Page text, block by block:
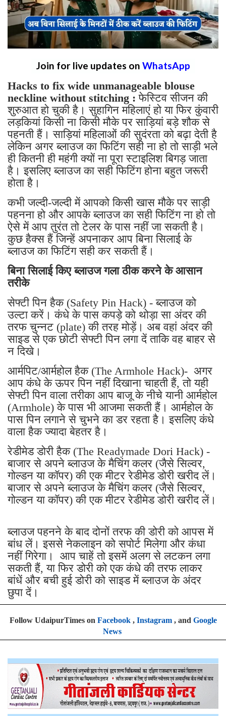
Join for live updates on WhatsApp
Hacks to fix wide unmanageable blouse
neckline without stitching :फेस्टिव सीजन की
शुरुआत हो चुकी है। सुहागिन महिलाएं हो या फिर कुंवारी
लड़कियां किसी ना किसी मौके पर साड़ियां बड़े शौक से
पहनती हैं। साड़ियां महिलाओं की सुदंरता को बढ़ा देती है
लेकिन अगर ब्लाउज का फिटिंग सही ना हो तो साड़ी भले
ही कितनी ही महंगी क्यों ना पूरा स्टाइलिश बिगड़ जाता
है। इसलिए ब्लाउज का सही फिटिंग होना बहुत जरूरी
होता है।
कभी जल्दी-जल्दी में आपको किसी खास मौके पर साड़ी
पहनना हो और आपके ब्लाउज का सही फिटिंग ना हो तो
ऐसे में आप तुरंत तो टेलर के पास नहीं जा सकती है।
कुछ हैक्स हैं जिन्हें अपनाकर आप बिना सिलाई के
ब्लाउज का फिटिंग सही कर सकती हैं।
बिना सिलाई किए ब्लाउज गला ठीक करने के आसान
तरीके
सेफ्टी पिन हैक (Safety Pin Hack) - ब्लाउज को
उल्टा करें। कंधे के पास कपड़े को थोड़ा सा अंदर की
तरफ चुन्नट (plate) की तरह मोड़ें। अब वहां अंदर की
साइड से एक छोटी सेफ्टी पिन लगा दें ताकि वह बाहर से
न दिखे।
आर्मपिट/आर्महोल हैक (The Armhole Hack)- अगर
आप कंधे के ऊपर पिन नहीं दिखाना चाहती हैं, तो यही
सेफ्टी पिन वाला तरीका आप बाजू के नीचे यानी आर्महोल
(Armhole) के पास भी आजमा सकती हैं। आर्महोल के
पास पिन लगाने से चुभने का डर रहता है। इसलिए कंधे
वाला हैक ज्यादा बेहतर है।
रेडीमेड डोरी हैक (The Readymade Dori Hack) -
बाजार से अपने ब्लाउज के मैचिंग कलर (जैसे सिल्वर,
गोल्डन या कॉपर) की एक मीटर रेडीमेड डोरी खरीद लें।
बाजार से अपने ब्लाउज के मैचिंग कलर (जैसे सिल्वर,
गोल्डन या कॉपर) की एक मीटर रेडीमेड डोरी खरीद लें।
ब्लाउज पहनने के बाद दोनों तरफ की डोरी को आपस में
बांध लें। इससे नेकलाइन को सपोर्ट मिलेगा और कंधा
नहीं गिरेगा। आप चाहें तो इसमें अलग से लटकन लगा
सकती हैं, या फिर डोरी को एक कंधे की तरफ लाकर
बांधें और बची हुई डोरी को साइड में ब्लाउज के अंदर
छुपा दें।
Follow UdaipurTimes on Facebook, Instagram, and Google
News